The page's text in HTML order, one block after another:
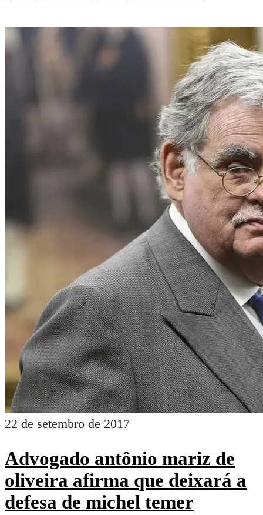
27 de setembro de 2017
Itapetinga: vereadores entre a
cruz e a espada. será que eles
aumentarão as taxas
propostas pelo prefeito?